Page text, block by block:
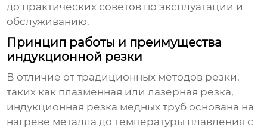
до практических советов по эксплуатации и
обслуживанию.
Принцип работы и преимущества
индукционной резки
В отличие от традиционных методов резки,
таких как плазменная или лазерная резка,
индукционная резка медных труб основана на
нагреве металла до температуры плавления с